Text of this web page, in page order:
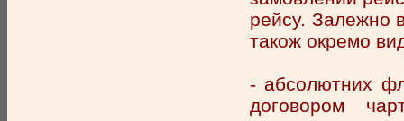
рейсу. Залежно
також окремо
- абсолютних
договором